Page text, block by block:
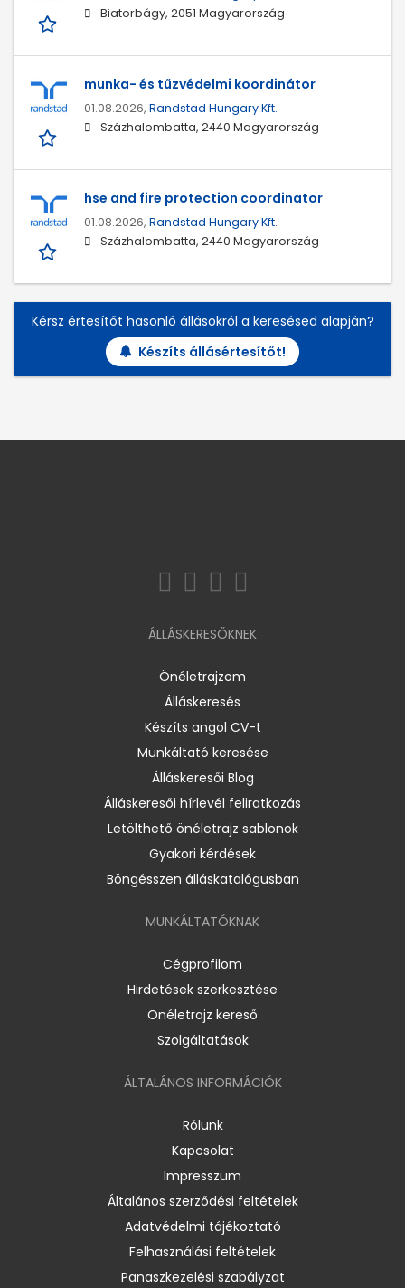
Biatorbágy, 2051 Magyarország
munka- és tűzvédelmi koordinátor
01.08.2026, Randstad Hungary Kft.
Százhalombatta, 2440 Magyarország
hse and fire protection coordinator
01.08.2026, Randstad Hungary Kft.
Százhalombatta, 2440 Magyarország
Kérsz értesítőt hasonló állásokról a keresésed alapján?
Készíts állásértesítőt!
ÁLLÁSKERESŐKNEK
Önéletrajzom
Álláskeresés
Készíts angol CV-t
Munkáltató keresése
Álláskeresői Blog
Álláskeresői hírlevél feliratkozás
Letölthető önéletrajz sablonok
Gyakori kérdések
Böngésszen álláskatalógusban
MUNKÁLTATÓKNAK
Cégprofilom
Hirdetések szerkesztése
Önéletrajz kereső
Szolgáltatások
ÁLTALÁNOS INFORMÁCIÓK
Rólunk
Kapcsolat
Impresszum
Általános szerződési feltételek
Adatvédelmi tájékoztató
Felhasználási feltételek
Panaszkezelési szabályzat